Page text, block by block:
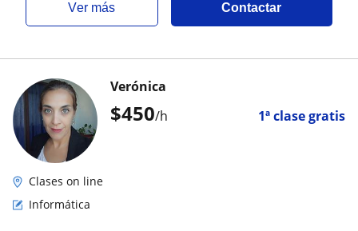
ver más Contactar
$450/h 1ª clase gratis
Verónica
Clases on line
Informática